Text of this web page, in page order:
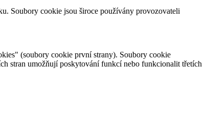
Soubory cookie jsou široce používány provozovateli
(soubory cookie první strany). Soubory cookie
stran umožňují poskytování funkcí nebo funkcionalit třetích